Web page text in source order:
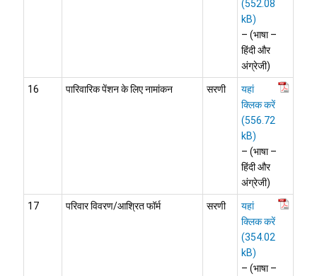
– (भाषा –
हिंदी और
अंग्रेजी)
16 पारिवारिक पेंशन के लिए नामांकन सरणी
यहां
क्लिक करें
– (भाषा –
हिंदी और
अंग्रेजी)
17 परिवार विवरण/आश्रित फॉर्म सरणी
यहां
क्लिक करें
– (भाषा –